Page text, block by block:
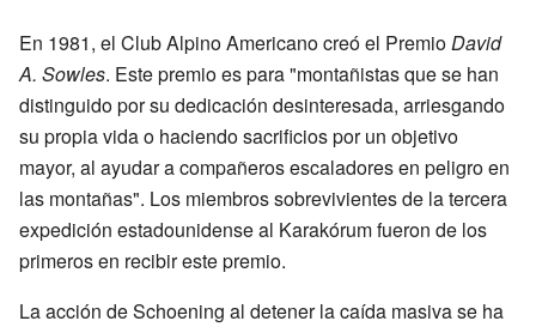
En 1981, el Club Alpino Americano creó el PremioDavid
A. Sowles. Este premio es para "montañistas que se han
distinguido por su dedicación desinteresada, arriesgando
su propia vida o haciendo sacrificios por un objetivo
mayor, al ayudar a compañeros escaladores en peligro en
las montañas". Los miembros sobrevivientes de la tercera
expedición estadounidense al Karakórum fueron de los
primeros en recibir este premio.
La acción de Schoening al detener la caída masiva se ha